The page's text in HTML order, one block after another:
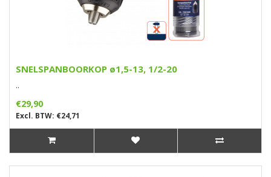
SNELSPANBOORKOP ø1,5-13, 1/2-20
..
€29,90
Excl. BTW: €24,71